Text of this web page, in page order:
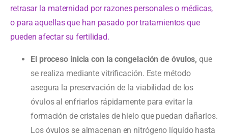
retrasar la maternidad por razones personales o médicas,
o para aquellas que han pasado por tratamientos que
pueden afectar su fertilidad.
El proceso inicia con la congelación de óvulos, que
se realiza mediante vitrificación. Este método
asegura la preservación de la viabilidad de los
óvulos al enfriarlos rápidamente para evitar la
formación de cristales de hielo que puedan dañarlos.
Los óvulos se almacenan en nitrógeno líquido hasta